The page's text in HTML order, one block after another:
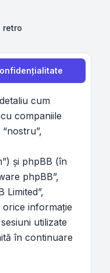
retro
cum
companiile
şi phpBB (în
phpBB”,
Limited”,
orice informaţie
utilizate
în continuare